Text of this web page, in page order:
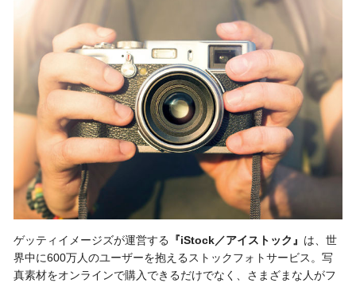
ゲッティイメージズが運営する 『iStock／アイストック』 は、世
界中に600万人のユーザーを抱えるストックフォトサービス。写
真素材をオンラインで購入できるだけでなく、さまざまな人がフ